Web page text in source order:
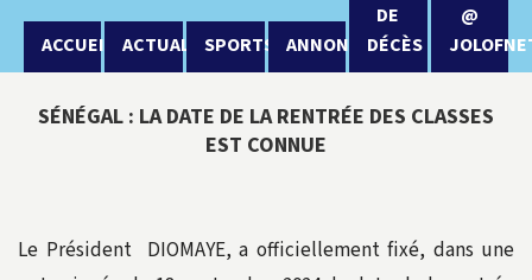
ACCUEIL ACTUALITÉSPORTS ANNONCES
DE
DÉCÈS
@
SÉNÉGAL : LA DATE DE LA RENTRÉE DES CLASSES
EST CONNUE
Le Président DIOMAYE, a officiellement fixé, dans une